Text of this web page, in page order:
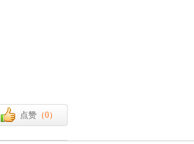
点赞 （0）